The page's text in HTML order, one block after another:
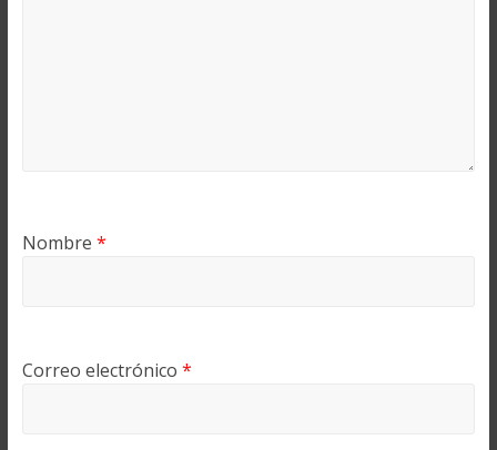
Nombre *
Correo electrónico *